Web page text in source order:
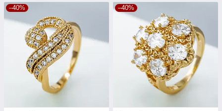
–40% –40%